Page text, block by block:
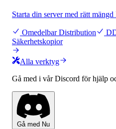
Starta din server med rätt
Omedelbar Distribution
Säkerhetskopior
Alla verktyg
Gå med i vår Discord för hjälp
Gå med Nu